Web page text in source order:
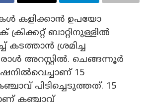
കളിക്കാൻ ഉപയോ​
ക്രിക്കറ്റ് ബാറ്റിനുള്ളിൽ
കടത്താൻ ശ്രമിച്ച
അറസ്റ്റിൽ. ചെങ്ങന്നൂർ
15
പിടിച്ചെടുത്തത്. 15
കഞ്ചാവ്